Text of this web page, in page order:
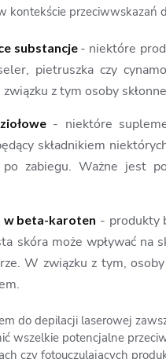
kontekście przeciwwskazań
substancje - niektóre
pietruszka czy
z tym osoby
- niektóre
składnikiem
po zabiegu. Ważne jest
w beta-karoten - produkty
skóra może wpływać na
W związku z tym,
do depilacji laserowej
wszelkie potencjalne
czy fotouczulających